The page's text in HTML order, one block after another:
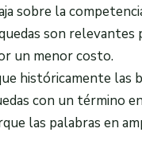
sobre la
son relevantes
un menor costo.
históricamente las
con un término
las palabras en